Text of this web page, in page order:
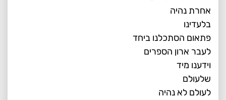
אחרת נהיה
בלעדינו
פתאום הסתכלנו ביחד
לעבר ארון הספרים
וידענו מיד
שלעולם
לעולם לא נהיה